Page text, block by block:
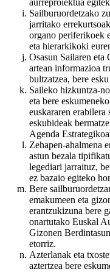
aurreproiektua
Sailburuordetzako
jarritako
organo periferikoek
eta hierarkikoki
Osasun Sailaren eta
artean informazioa
bultzatzea, bere
Saileko hizkuntza-
eta bere
euskararen erabilera
eskubideak
Agenda
Zehapen-ahalmena
astun bezala
legediari jarraituz,
ez bazaio egiteko
Bere
emakumeen eta
erantzukizuna bere
onartutako Euskal
Gizonen
etorriz.
Azterlanak eta
aztertzea bere